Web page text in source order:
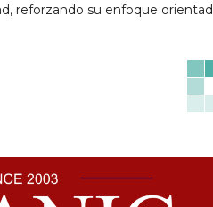
reforzando su enfoque